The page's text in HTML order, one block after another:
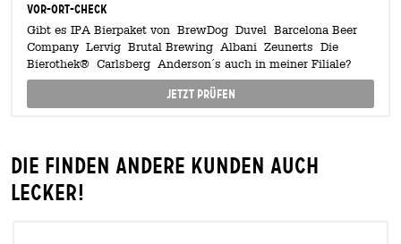
Vor-Ort-Check
Gibt es IPA Bierpaket von BrewDog Duvel Barcelona Beer
Company Lervig Brutal Brewing Albani Zeunerts Die
Bierothek® Carlsberg Anderson´s auch in meiner Filiale?
Jetzt prüfen
Die finden andere Kunden auch
lecker!